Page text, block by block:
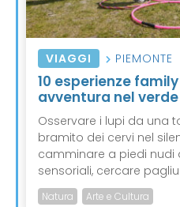
VIAGGI PIEMONTE
10 esperienze
avventura nel
Osservare i lupi da una
bramito dei cervi nel
camminare a piedi nudi
sensoriali, cercare
Natura Arte e Cultura